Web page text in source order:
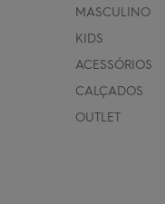
MASCULINO
KIDS
ACESSÓRIOS
CALÇADOS
OUTLET